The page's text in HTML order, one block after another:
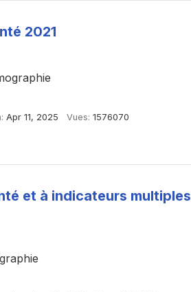
2021
Apr 11, 2025 Vues: 1576070
et à indicateurs multiples